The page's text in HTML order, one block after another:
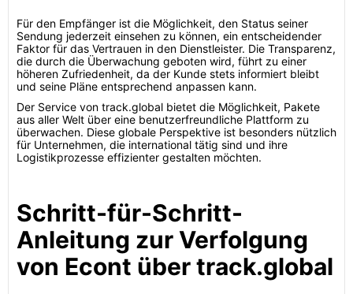
Für den Empfänger ist die Möglichkeit, den Status seiner
Sendung jederzeit einsehen zu können, ein entscheidender
Faktor für das Vertrauen in den Dienstleister. Die Transparenz,
die durch die Überwachung geboten wird, führt zu einer
höheren Zufriedenheit, da der Kunde stets informiert bleibt
und seine Pläne entsprechend anpassen kann.
Der Service von track.global bietet die Möglichkeit, Pakete
aus aller Welt über eine benutzerfreundliche Plattform zu
überwachen. Diese globale Perspektive ist besonders nützlich
für Unternehmen, die international tätig sind und ihre
Logistikprozesse effizienter gestalten möchten.
Schritt-für-Schritt-
Anleitung zur Verfolgung
von Econt über track.global